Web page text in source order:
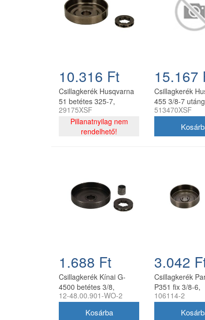
10.316 Ft
Csillagkerék Husqvarna
51 betétes 325-7,
tűgörgő nélkül oregon
utángyártott
29175XSF
Pillanatnyilag nem
rendelhető!
15.167
Csillagkerék
455 3/8-7
513470XSF
1.688 Ft
Csillagkerék Kínai G-
4500 betétes 3/8,
tűgörgővel utángyártott
12-48.00.901-WO-2
3.042
Csillagkerék
P351 fix 3/8-6,
tűgörgővel
106114-2